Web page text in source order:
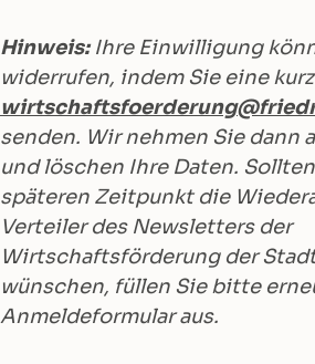
Hinweis:Ihre Einwilligung
widerrufen, indem Sie eine
senden. Wir nehmen Sie dann
und löschen Ihre Daten.
späteren Zeitpunkt die
Verteiler des Newsletters der
Wirtschaftsförderung der
wünschen, füllen Sie bitte
Anmeldeformular aus.